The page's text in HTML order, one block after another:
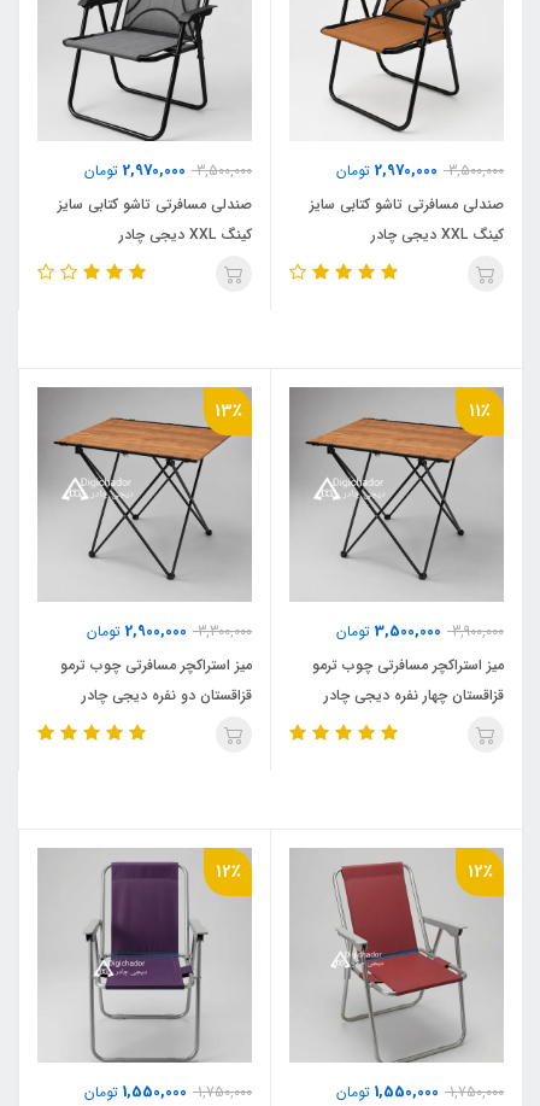
3,500,000
2,970,000 تومان
صندلی مسافرتی تاشو کتابی سایز
کینگ XXL دیجی چادر
3,500,000
2,970,000 تومان
صندلی مسافرتی تاشو کتابی سایز
کینگ XXL دیجی چادر
11٪
3,900,000
3,500,000 تومان
میز استراکچر مسافرتی چوب ترمو
قزاقستان چهار نفره دیجی چادر
13٪
3,300,000
2,900,000 تومان
میز استراکچر مسافرتی چوب ترمو
قزاقستان دو نفره دیجی چادر
12٪
1,750,000
1,550,000 تومان
12٪
1,750,000
1,550,000 تومان